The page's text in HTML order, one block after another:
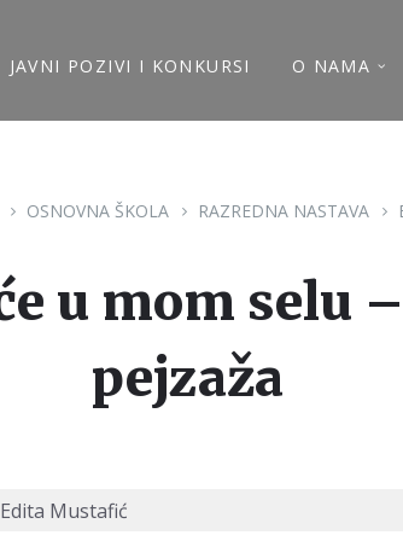
JAVNI POZIVI I KONKURSI O NAMA
OSNOVNA ŠKOLA RAZREDNA NASTAVA
u mom selu
pejzaža
Edita Mustafić